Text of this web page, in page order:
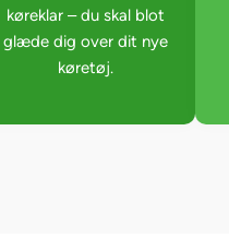
køreklar – du skal blot
glæde dig over dit nye
køretøj.